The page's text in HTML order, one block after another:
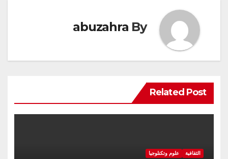
By
abuzahra
Related Post
الثقافية علوم وتكنلوجيا